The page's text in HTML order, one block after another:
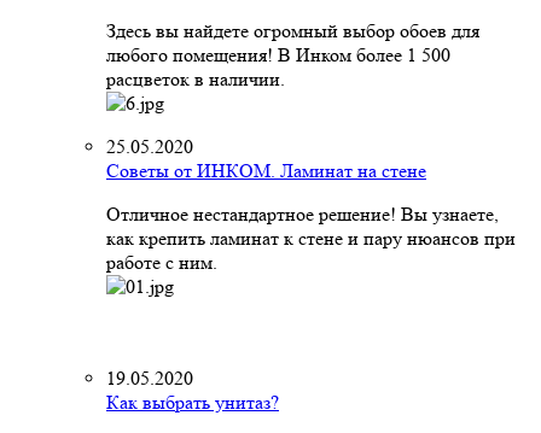
Здесь вы найдете огромный выбор обоев для
любого помещения! В Инком более 1 500
расцветок в наличии.
25.05.2020
Советы от ИНКОМ. Ламинат на стене
Отличное нестандартное решение! Вы узнаете,
как крепить ламинат к стене и пару нюансов при
работе с ним.
19.05.2020
Как выбрать унитаз?